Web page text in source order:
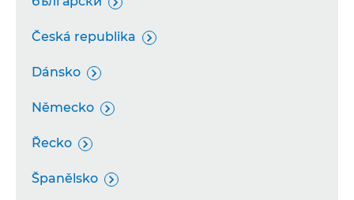

Česká republika 
Dánsko 
Německo 
Řecko 
Španělsko 